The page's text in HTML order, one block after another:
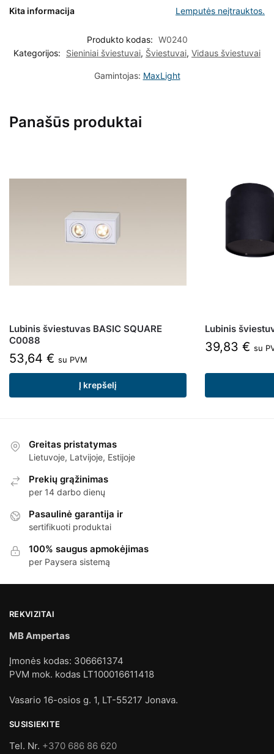
Kita informacija Lemputės neįtrauktos.
Produkto kodas: W0240
Kategorijos:
Sieniniai šviestuvai, Šviestuvai, Vidaus šviestuvai
Gamintojas: MaxLight
Panašūs produktai
Lubinis šviestuvas BASIC SQUARE
C0088
53,64 € su PVM
Į krepšelį
Lubinis
39,83 € su
Greitas pristatymas
Lietuvoje, Latvijoje, Estijoje
Prekių grąžinimas
per 14 darbo dienų
Pasaulinė garantija ir
sertifikuoti produktai
100% saugus apmokėjimas
per Paysera sistemą
REKVIZITAI
MB Ampertas
Įmonės kodas: 306661374
PVM mok. kodas LT100016611418
Vasario 16-osios g. 1, LT-55217 Jonava.
SUSISIEKITE
Tel. Nr. +370 686 86 620